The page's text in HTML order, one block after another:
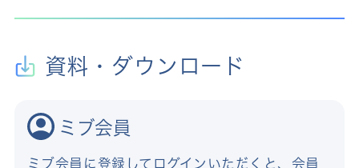
資料・ダウンロード
ミブ会員
ミブ会員に登録してログインいただくと、会員